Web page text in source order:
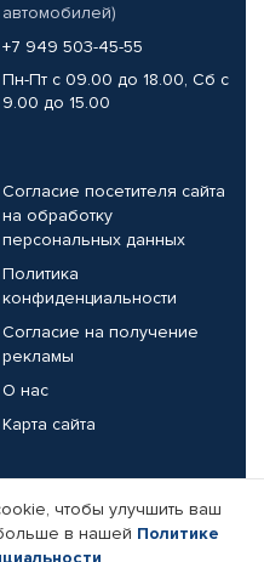
автомобилей)
+7 949 503-45-55
Пн-Пт с 09.00 до 18.00, Сб с
9.00 до 15.00
Согласие посетителя сайта
на обработку
персональных данных
Политика
конфиденциальности
Согласие на получение
рекламы
О нас
Карта сайта
Реквизиты компании
чтобы улучшить ваш
в нашей Политике